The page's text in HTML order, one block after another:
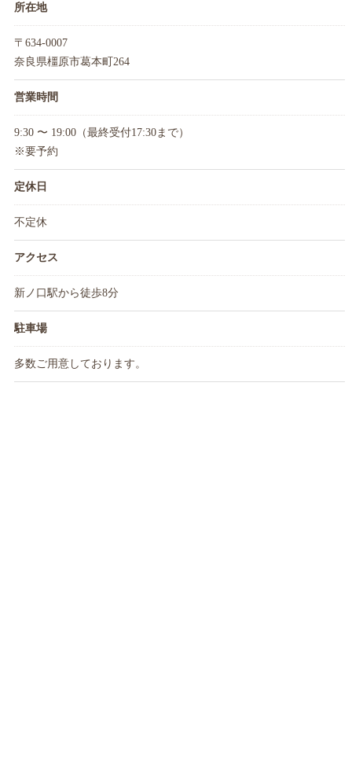
所在地
〒634-0007
奈良県橿原市葛本町264
営業時間
9:30 〜 19:00（最終受付17:30まで）
※要予約
定休日
不定休
アクセス
新ノ口駅から徒歩8分
駐車場
多数ご用意しております。